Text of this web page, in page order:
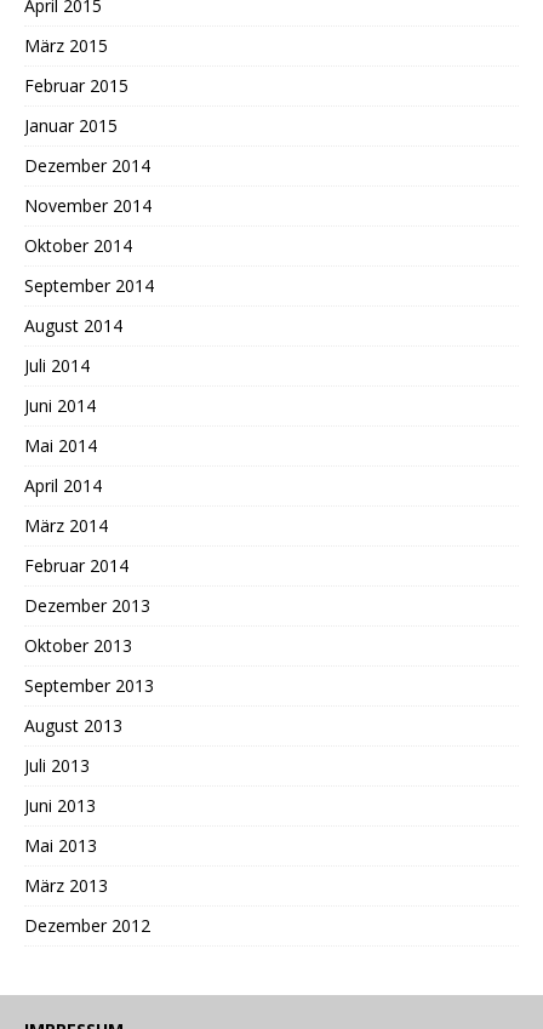
April 2015
März 2015
Februar 2015
Januar 2015
Dezember 2014
November 2014
Oktober 2014
September 2014
August 2014
Juli 2014
Juni 2014
Mai 2014
April 2014
März 2014
Februar 2014
Dezember 2013
Oktober 2013
September 2013
August 2013
Juli 2013
Juni 2013
Mai 2013
März 2013
Dezember 2012